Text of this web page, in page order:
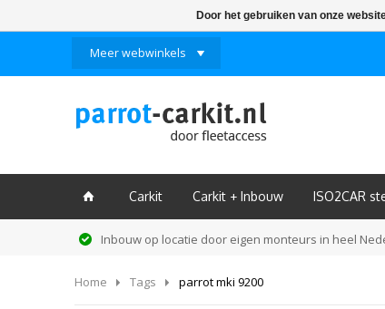
Meer webwinkels
ï Carkit Carkit + Inbouw ISO2CAR
Inbouw op locatie door eigen monteurs in heel
Home Tags parrot mki 9200
Door het gebruiken van onze